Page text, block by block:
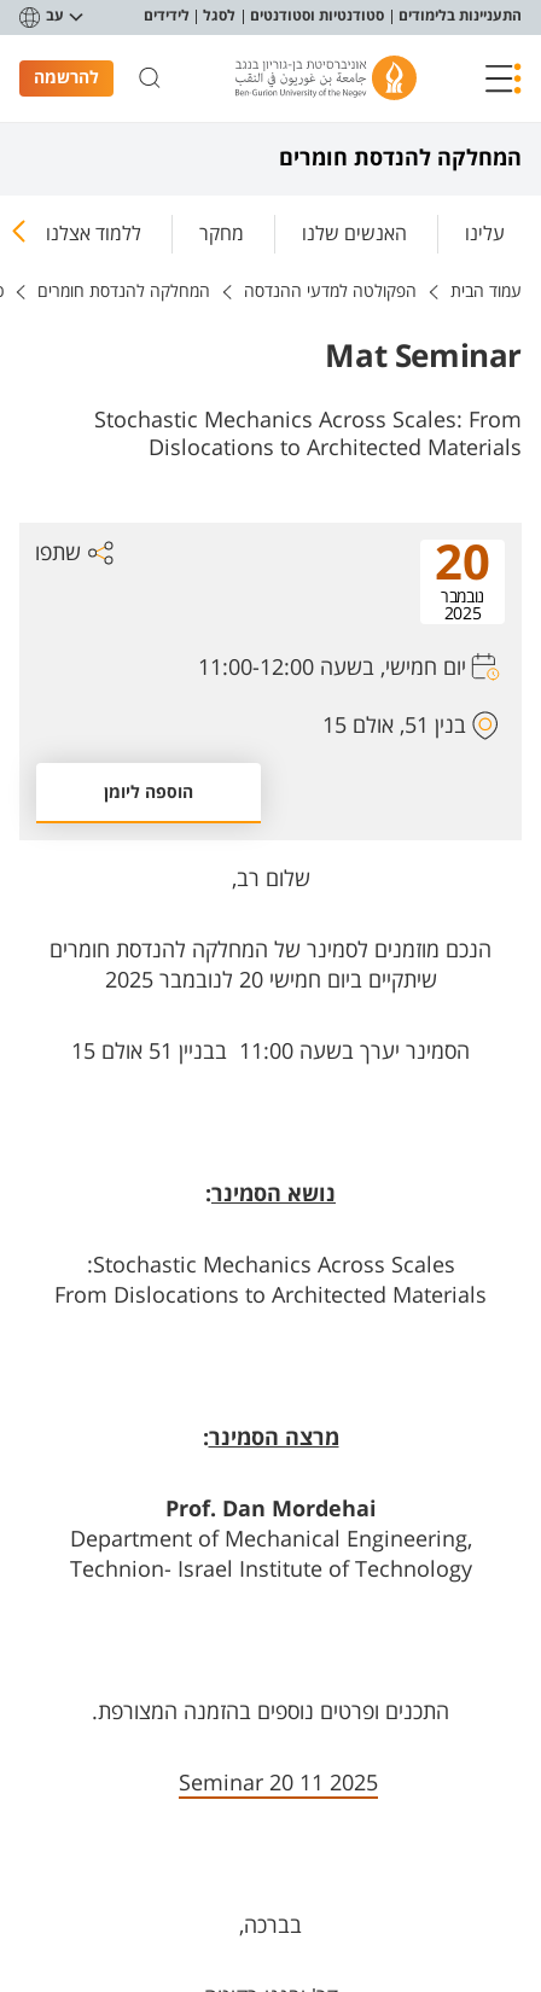
תפריט נגישות
התעניינות בלימודים סטודנטיות וסטודנטים לסגל לידידים עב
להרשמה
המחלקה להנדסת חומרים
עלינו האנשים שלנו מחקר ללמוד אצלנו
עמוד הבית הפקולטה למדעי ההנדסה המחלקה להנדסת חומרים
Mat Seminar
Stochastic Mechanics Across Scales: From
Dislocations to Architected Materials
20
נובמבר
2025
יום חמישי, בשעה 11:00-12:00
בנין 51, אולם 15
שתפו
הוספה ליומן
שלום רב,
הנכם מוזמנים לסמינר של המחלקה להנדסת חומרים
שיתקיים ביום חמישי 20 לנובמבר 2025
הסמינר יערך בשעה 11:00 בבניין 51 אולם 15
נושא הסמינר:
Stochastic Mechanics Across Scales:
From Dislocations to Architected Materials
מרצה הסמינר:
Prof. Dan Mordehai
Department of Mechanical Engineering,
Technion- Israel Institute of Technology
התכנים ופרטים נוספים בהזמנה המצורפת.
Seminar 20 11 2025
בברכה,